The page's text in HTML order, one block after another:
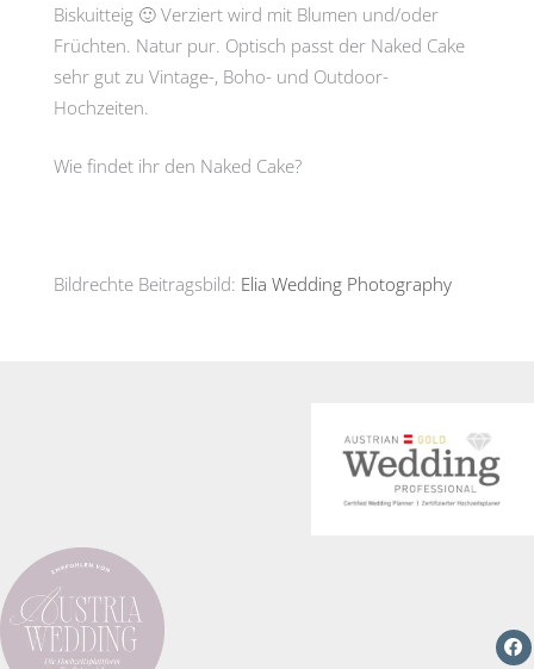
Biskuitteig 🙂 Verziert wird mit Blumen und/oder
Früchten. Natur pur. Optisch passt der Naked Cake
sehr gut zu Vintage-, Boho- und Outdoor-
Hochzeiten.
Wie findet ihr den Naked Cake?
Bildrechte Beitragsbild: Elia Wedding Photography